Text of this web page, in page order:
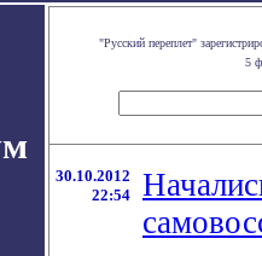
"Русский переплет"
5
30.10.2012
22:54